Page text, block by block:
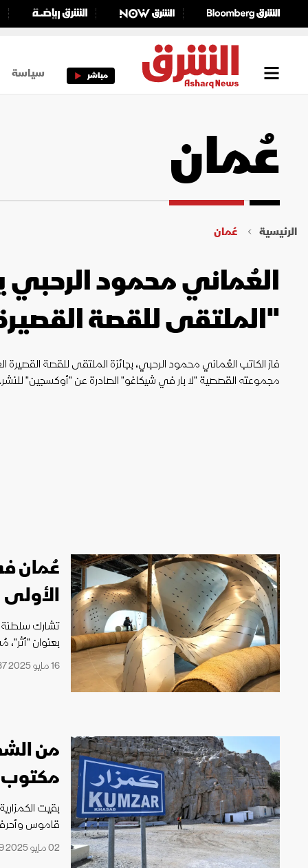
مباشر سياسة
عُمان
الرئيسية عُمان
العُماني محمود الرحبي
"الملتقى للقصة
فاز الكاتب العُماني محمود الرحبي، بجائزة الملتقى للقصة القصيرة
مجموعته القصصية "لا بار في شيكاغو" الصادرة عن "أوكسجين" للنشر.
عُمان
الأولى
تشارك سلطنة
بعنوان "أثر"،
16 مايو 2025 08:37
من
قاموس
02 مايو 2025 13:19